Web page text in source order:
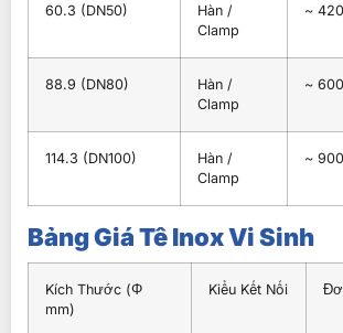
60.3 (DN50)
Hàn /
Clamp
~
88.9 (DN80)
Hàn /
Clamp
~
114.3 (DN100)
Hàn /
Clamp
~
Bảng Giá Tê Inox Vi Sinh
Kích Thước (Φ
mm)
Kiểu Kết Nối